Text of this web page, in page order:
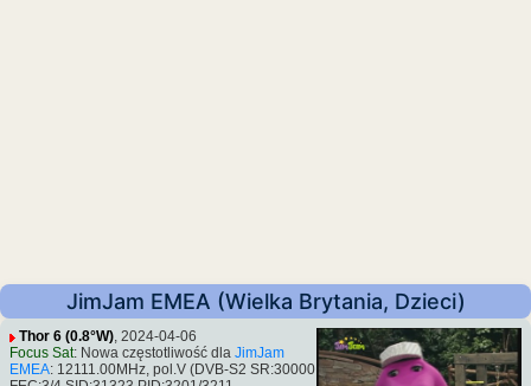
JimJam EMEA (Wielka Brytania, Dzieci)
Thor 6 (0.8°W), 2024-04-06
Focus Sat: Nowa częstotliwość dla JimJam
EMEA: 12111.00MHz, pol.V (DVB-S2 SR:30000